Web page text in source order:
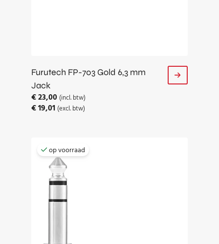
Furutech FP-703 Gold 6,3 mm
Jack
€23,00 (incl. btw)
€19,01 (excl. btw)
op voorraad